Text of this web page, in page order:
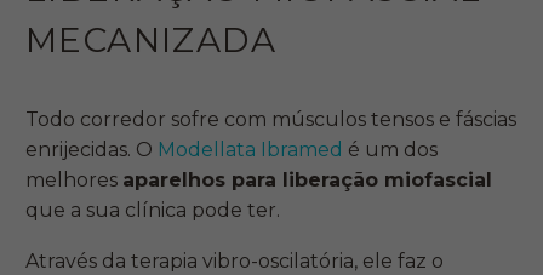
MECANIZADA
Todo corredor sofre com músculos tensos e fáscias
enrijecidas. O Modellata Ibramed é um dos
melhores aparelhos para liberação miofascial
que a sua clínica pode ter.
Através da terapia vibro-oscilatória, ele faz o